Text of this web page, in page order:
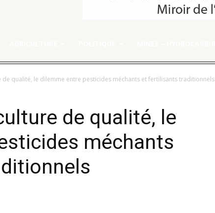
de qualité, le dilemme entre pesticides méchants et fertilisants traditionnels
de qualité, le
méchants